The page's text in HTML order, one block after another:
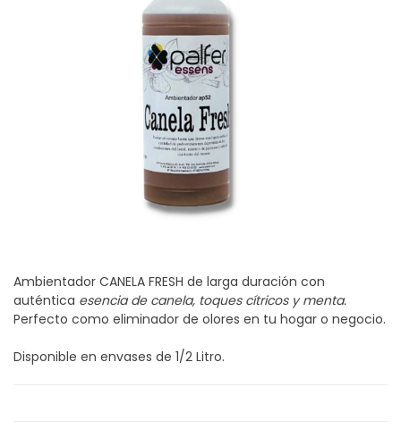
Ambientador CANELA FRESH de larga duración con
auténtica esencia de canela, toques cítricos y menta.
Perfecto como eliminador de olores en tu hogar o negocio.
Disponible en envases de 1/2 Litro.